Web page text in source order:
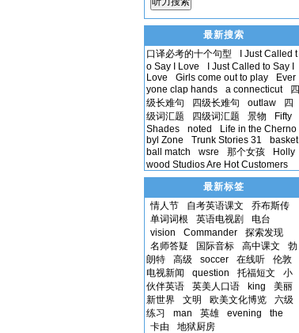
最新搜索
口译必考的十个句型
I Just Called t
o Say I Love
I Just Called to Say I
Love
Girls come out to play
Ever
yone clap hands
a connecticut
四
级长难句
四级长难句 outlaw
四
级词汇题
四级词汇题 景物
Fifty
Shades
noted
Life in the Cherno
byl Zone
Trunk Stories 31
basket
ball match
wsre 那个女孩
Holly
wood Studios Are Hot Customers
最新标签
情人节
自考英语课文
乔布斯传
单词词根
英语电视剧
电台
vision
Commander
探索发现
名师答疑
国际音标 高中课文
勃
朗特
高级 soccer 在线听
伦敦
电视新闻
question 托福短文
小
伙伴英语
英美人口语 king
美丽
新世界
文明 欧美文化博览
六级
练习
man 英雄 evening
the
卡由
地狱厨房